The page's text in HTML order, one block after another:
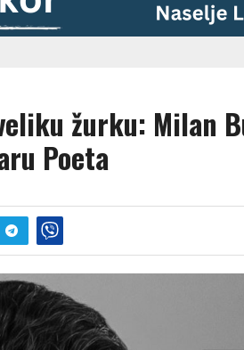
žurku: Milan
Poeta